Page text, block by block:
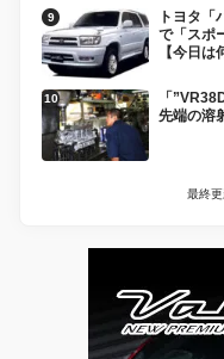
トヨタ「
で「スポ
【今日は
「
先端の溶
最終